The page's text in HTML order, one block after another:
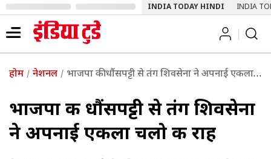
INDIA TODAY HINDI INDIA
होम नेशनल भाजपा की धौंसपट्टी से तंग शिवसेना ने अपनाई एकला चलो की राह
भाजपा की धौंसपट्टी से तंग शिवसेना
ने अपनाई एकला चलो की राह